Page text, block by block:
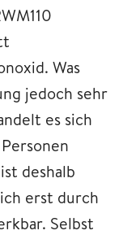
Was
jedoch sehr
es sich
deshalb
erst durch
Selbst